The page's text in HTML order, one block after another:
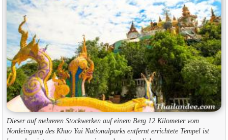
Dieser auf mehreren Stockwerken auf einem Berg 12 Kilometer vom
Nordeingang des Khao Yai Nationalparks entfernt errichtete Tempel ist